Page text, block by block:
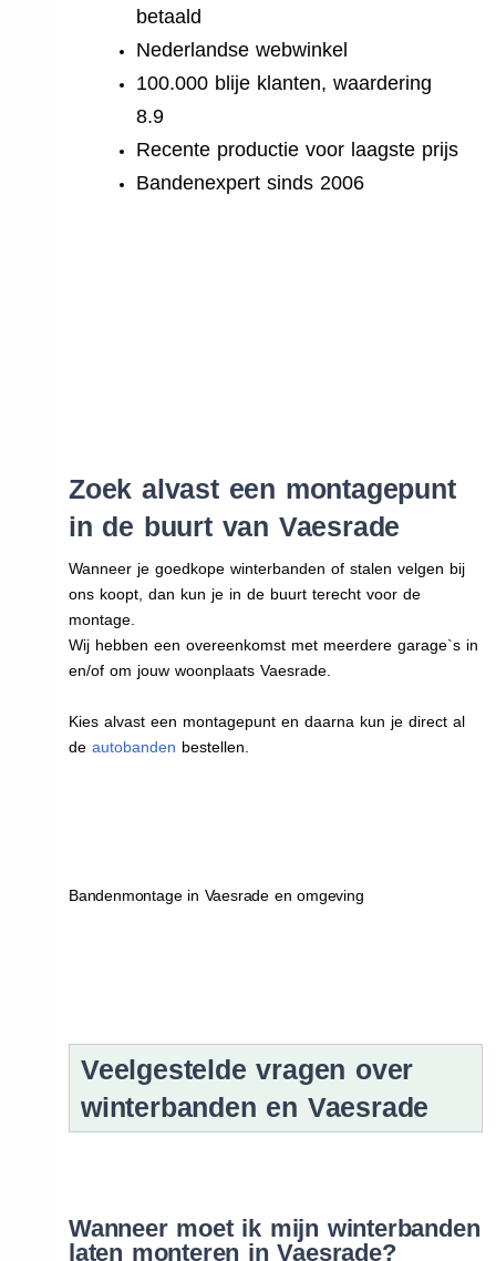
betaald
Nederlandse webwinkel
100.000 blije klanten, waardering
8.9
Recente productie voor laagste prijs
Bandenexpert sinds 2006
Zoek alvast een montagepunt
in de buurt van Vaesrade
Wanneer je goedkope winterbanden of stalen velgen bij
ons koopt, dan kun je in de buurt terecht voor de
montage.
Wij hebben een overeenkomst met meerdere garage`s in
en/of om jouw woonplaats Vaesrade.
Kies alvast een montagepunt en daarna kun je direct al
de autobanden bestellen.
Bandenmontage in Vaesrade en omgeving
Veelgestelde vragen over
winterbanden en Vaesrade
Wanneer moet ik mijn winterbanden
laten monteren in Vaesrade?